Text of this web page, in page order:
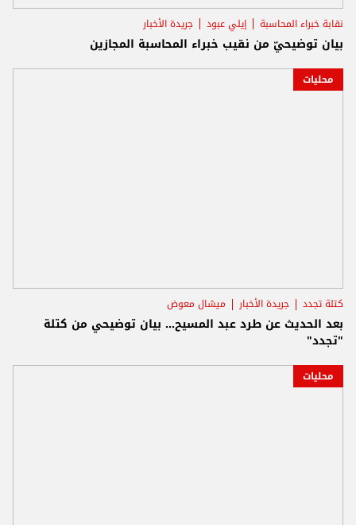
نقابة خبراء المحاسبة إيلي عبود جريدة الأخبار
بيان توضيحيّ من نقيب خبراء المحاسبة المجازين
محليات
كتلة تجدد جريدة الأخبار ميشال معوض
بعد الحديث عن طرد عبد المسيح... بيان توضيحي من كتلة
"تجدد"
محليات